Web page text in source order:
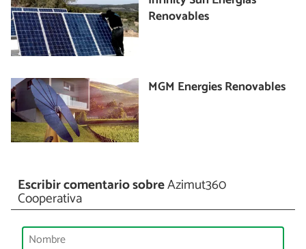
Renovables
MGM Energies Renovables
Escribir comentario sobreAzimut360
Cooperativa